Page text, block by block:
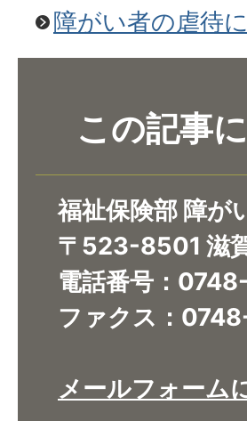
障がい者の虐待
この記事
福祉保険部 障が
〒523-8501 滋
電話番号：
ファクス：
メールフォーム